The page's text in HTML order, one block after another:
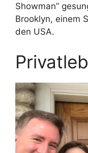
Showman”
Brooklyn, einem
den USA.